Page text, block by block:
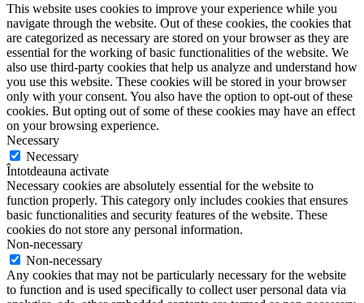
This website uses cookies to improve your experience while you
navigate through the website. Out of these cookies, the cookies that
are categorized as necessary are stored on your browser as they are
essential for the working of basic functionalities of the website. We
also use third-party cookies that help us analyze and understand how
you use this website. These cookies will be stored in your browser
only with your consent. You also have the option to opt-out of these
cookies. But opting out of some of these cookies may have an effect
on your browsing experience.
Necessary
Necessary
Întotdeauna activate
Necessary cookies are absolutely essential for the website to
function properly. This category only includes cookies that ensures
basic functionalities and security features of the website. These
cookies do not store any personal information.
Non-necessary
Non-necessary
Any cookies that may not be particularly necessary for the website
to function and is used specifically to collect user personal data via